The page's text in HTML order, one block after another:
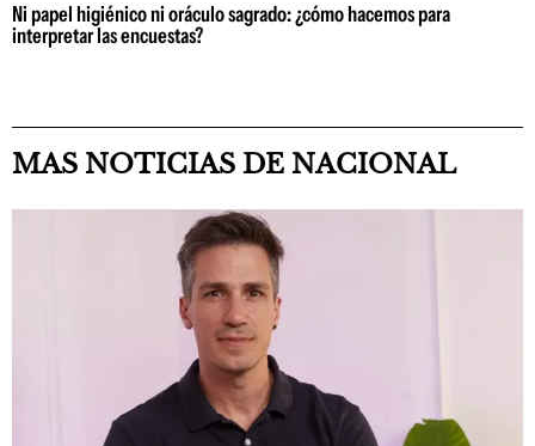
Ni papel higiénico ni oráculo sagrado: ¿cómo hacemos para
interpretar las encuestas?
MAS NOTICIAS DE NACIONAL